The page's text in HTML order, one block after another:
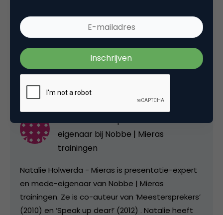
Deel dit artikel
Kopieer link
Presentatie-expert en mede-
eigenaar bij Nobbe | Mieras
trainingen
Natalie Holwerda - Mieras is presentatie-expert
en mede-eigenaar van Nobbe | Mieras
trainingen. Ze is co-auteur van ‘Meestersprekers’
(2010) en ‘Speak up dear!’ (2012) . Natalie heeft